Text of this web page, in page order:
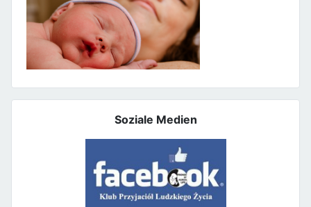
Soziale Medien